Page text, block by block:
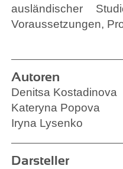
ausländischer
Voraussetzungen,
Autoren
Denitsa Kostadinova
Kateryna Popova
Iryna Lysenko
Darsteller